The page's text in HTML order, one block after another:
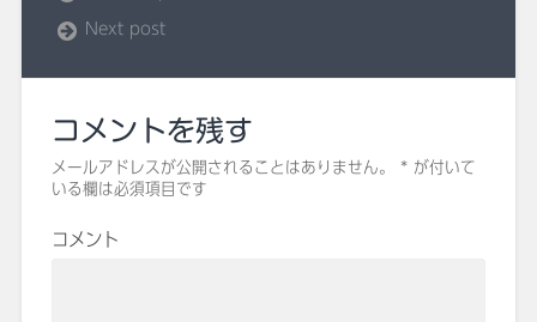
Next post
コメントを残す
メールアドレスが公開されることはありません。 *が付いて
いる欄は必須項目です
コメント